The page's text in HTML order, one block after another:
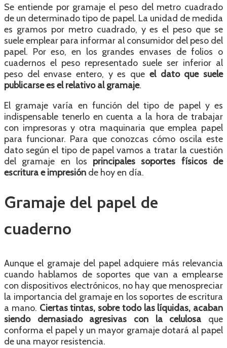
Se entiende por gramaje el peso del metro cuadrado
de un determinado tipo de papel. La unidad de medida
es gramos por metro cuadrado, y es el peso que se
suele emplear para informar al consumidor del peso del
papel. Por eso, en los grandes envases de folios o
cuadernos el peso representado suele ser inferior al
peso del envase entero, y es que el dato que suele
publicarse es el relativo al gramaje.
El gramaje varía en función del tipo de papel y es
indispensable tenerlo en cuenta a la hora de trabajar
con impresoras y otra maquinaria que emplea papel
para funcionar. Para que conozcas cómo oscila este
dato según el tipo de papel vamos a tratar la cuestión
del gramaje en los principales soportes físicos de
escritura e impresión de hoy en día.
Gramaje del papel de
cuaderno
Aunque el gramaje del papel adquiere más relevancia
cuando hablamos de soportes que van a emplearse
con dispositivos electrónicos, no hay que menospreciar
la importancia del gramaje en los soportes de escritura
a mano. Ciertas tintas, sobre todo las líquidas, acaban
siendo demasiado agresivas con la celulosa que
conforma el papel y un mayor gramaje dotará al papel
de una mayor resistencia.